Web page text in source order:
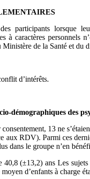
participants lorsque
à caractères personnels
Ministère de la Santé et du
d’intérêts.
démographiques des
13 ne
aux RDV). Parmi ces
dans le groupe n’en
40,8 (±13,2) ans Les
d’enfants à charge